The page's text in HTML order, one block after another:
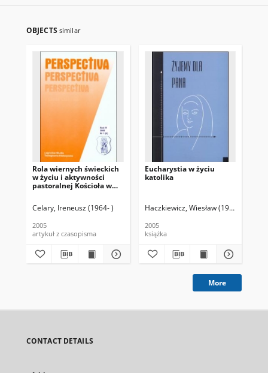
OBJECTS similar
Rola wiernych świeckich
w życiu i aktywności
pastoralnej Kościoła w
sacramentum"
Celary, Ireneusz (1964- )
2005
artykuł z czasopisma
Eucharystia w życiu
katolika
Haczkiewicz, Wiesław (1949- )
2005
książka
More
CONTACT DETAILS